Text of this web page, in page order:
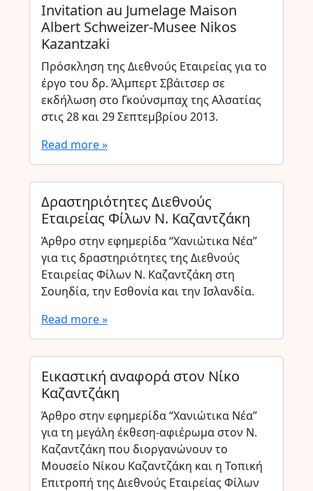
Invitation au Jumelage Maison
Albert Schweizer-Musee Nikos
Kazantzaki
Πρόσκληση της Διεθνούς Εταιρείας για το
έργο του δρ. Άλμπερτ Σβάιτσερ σε
εκδήλωση στο Γκούνσμπαχ της Αλσατίας
στις 28 και 29 Σεπτεμβρίου 2013.
Read more »
Δραστηριότητες Διεθνούς
Εταιρείας Φίλων Ν. Καζαντζάκη
Άρθρο στην εφημερίδα “Χανιώτικα Νέα”
για τις δραστηριότητες της Διεθνούς
Εταιρείας Φίλων Ν. Καζαντζάκη στη
Σουηδία, την Εσθονία και την Ισλανδία.
Read more »
Εικαστική αναφορά στον Νίκο
Καζαντζάκη
Άρθρο στην εφημερίδα “Χανιώτικα Νέα”
για τη μεγάλη έκθεση-αφιέρωμα στον Ν.
Καζαντζάκη που διοργανώνουν το
Μουσείο Νίκου Καζαντζάκη και η Τοπική
Επιτροπή της Διεθνούς Εταιρείας Φίλων